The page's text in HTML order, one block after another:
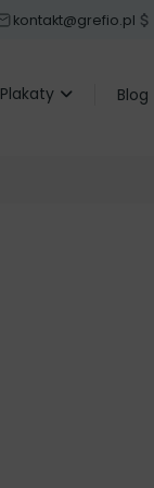
kontakt@grefio.pl
Plakaty Blog